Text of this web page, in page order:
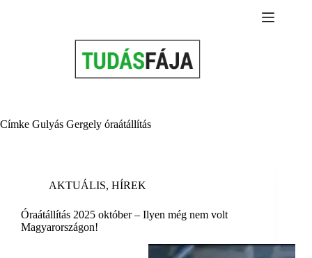
Címke Gulyás Gergely óraátállítás
AKTUÁLIS, HÍREK
Óraátállítás 2025 október – Ilyen még nem volt
Magyarországon!